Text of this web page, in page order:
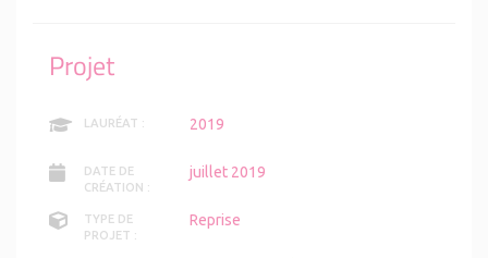
Projet
LAURÉAT : 2019
DATE DE
CRÉATION :
juillet 2019
TYPE DE
PROJET :
Reprise